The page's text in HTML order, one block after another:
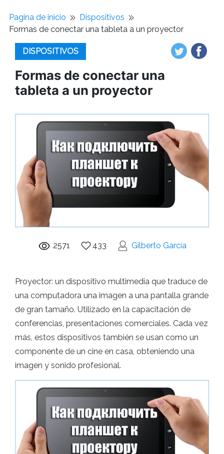
Pagina de inicio
Dispositivos
Formas de conectar una tableta a un proyector
DISPOSITIVOS
Formas de conectar una
tableta a un proyector
2571 433 Gilberto García
Proyector: un dispositivo multimedia que traduce de
una computadora una imagen a una pantalla grande
de gran tamaño. Utilizado en la capacitación de
conferencias, presentaciones comerciales. Cada vez
más, estos dispositivos también se usan como un
componente de un cine en casa, obteniendo una
imagen y sonido profesional.